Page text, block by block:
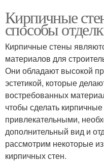
Кирпичные
способы
Кирпичные стены
материалов для
Они обладают высокой
эстетикой, которые
востребованных
чтобы сделать
привлекательными,
дополнительный вид и
рассмотрим некоторые
кирпичных стен.